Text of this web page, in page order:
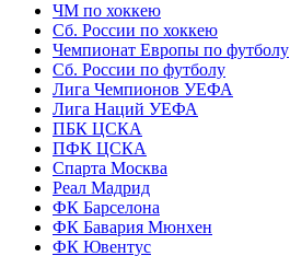
ЧМ по хоккею
Сб. России по хоккею
Чемпионат Европы по футболу
Сб. России по футболу
Лига Чемпионов УЕФА
Лига Наций УЕФА
ПБК ЦСКА
ПФК ЦСКА
Спарта Москва
Реал Мадрид
ФК Барселона
ФК Бавария Мюнхен
ФК Ювентус